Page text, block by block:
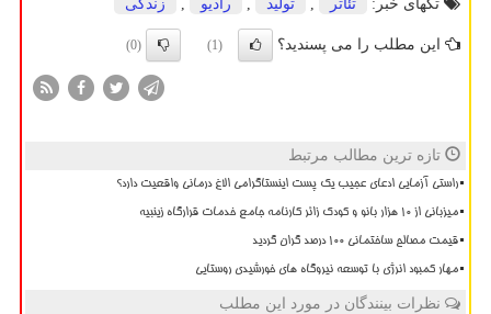
تگهای خبر: تئاتر تولید رادیو زندگی
این مطلب را می پسندید؟ (1)
(0)
تازه ترین مطالب مرتبط
راستی آزمایی ادعای عجیب یک پست اینستاگرامی الاغ درمانی واقعیت دارد؟
میزبانی از ۱۰ هزار بانو و کودک زائر کارنامه جامع خدمات قرارگاه زینبیه
قیمت مصالح ساختمانی ۱۰۰ درصد گران گردید
مهار کمبود انرژی با توسعه نیروگاه های خورشیدی روستایی
نظرات بینندگان در مورد این مطلب